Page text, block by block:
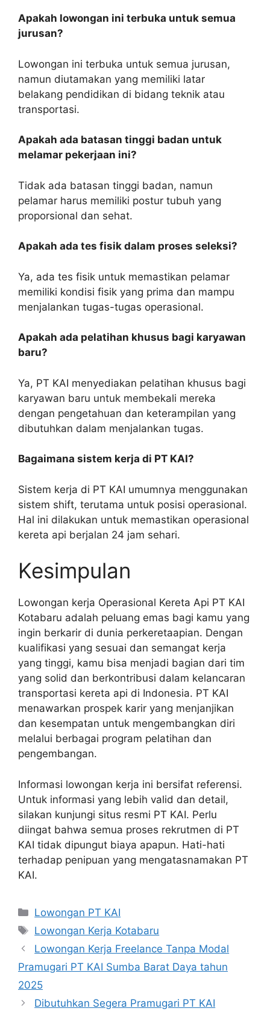
Apakah lowongan ini terbuka untuk semua
jurusan?
Lowongan ini terbuka untuk semua jurusan,
namun diutamakan yang memiliki latar
belakang pendidikan di bidang teknik atau
transportasi.
Apakah ada batasan tinggi badan untuk
melamar pekerjaan ini?
Tidak ada batasan tinggi badan, namun
pelamar harus memiliki postur tubuh yang
proporsional dan sehat.
Apakah ada tes fisik dalam proses seleksi?
Ya, ada tes fisik untuk memastikan pelamar
memiliki kondisi fisik yang prima dan mampu
menjalankan tugas-tugas operasional.
Apakah ada pelatihan khusus bagi karyawan
baru?
Ya, PT KAI menyediakan pelatihan khusus bagi
karyawan baru untuk membekali mereka
dengan pengetahuan dan keterampilan yang
dibutuhkan dalam menjalankan tugas.
Bagaimana sistem kerja di PT KAI?
Sistem kerja di PT KAI umumnya menggunakan
sistem shift, terutama untuk posisi operasional.
Hal ini dilakukan untuk memastikan operasional
kereta api berjalan 24 jam sehari.
Kesimpulan
Lowongan kerja Operasional Kereta Api PT KAI
Kotabaru adalah peluang emas bagi kamu yang
ingin berkarir di dunia perkeretaapian. Dengan
kualifikasi yang sesuai dan semangat kerja
yang tinggi, kamu bisa menjadi bagian dari tim
yang solid dan berkontribusi dalam kelancaran
transportasi kereta api di Indonesia. PT KAI
menawarkan prospek karir yang menjanjikan
dan kesempatan untuk mengembangkan diri
melalui berbagai program pelatihan dan
pengembangan.
Informasi lowongan kerja ini bersifat referensi.
Untuk informasi yang lebih valid dan detail,
silakan kunjungi situs resmi PT KAI. Perlu
diingat bahwa semua proses rekrutmen di PT
KAI tidak dipungut biaya apapun. Hati-hati
terhadap penipuan yang mengatasnamakan PT
KAI.
Categories
Lowongan PT KAI
Tags
Lowongan Kerja Kotabaru
Lowongan Kerja Freelance Tanpa Modal
Pramugari PT KAI Sumba Barat Daya tahun
2025
Dibutuhkan Segera Pramugari PT KAI